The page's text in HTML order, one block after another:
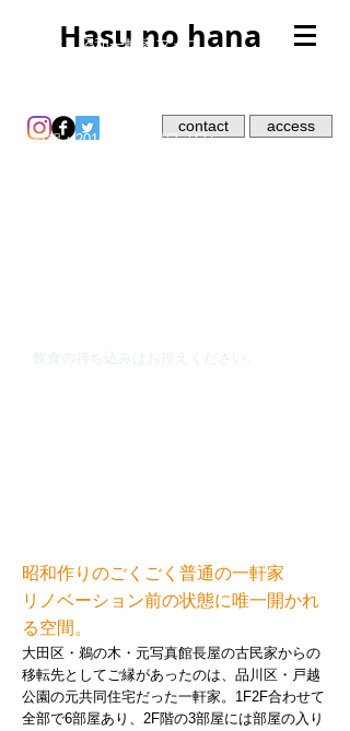
Hasu no hana
contact access
戸越・昭和一軒家フェス
日程：2018年10月21日（日）
飲食の持ち込みはお控えください。
昭和作りのごくごく普通の一軒家
リノベーション前の状態に唯一開かれ
る空間。
大田区・鵜の木・元写真館長屋の古民家からの
移転先としてご縁があったのは、品川区・戸越
公園の元共同住宅だった一軒家。1F2F合わせて
全部で6部屋あり、2F階の3部屋には部屋の入り